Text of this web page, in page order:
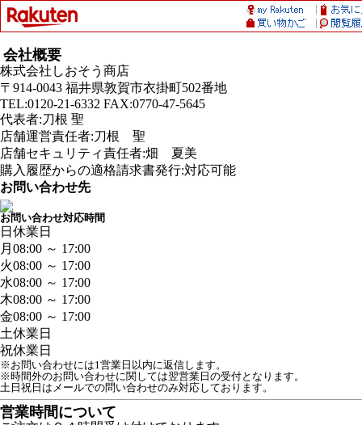
会社概要
株式会社しおそう商店
〒914-0043 福井県敦賀市衣掛町502番地
TEL:0120-21-6332 FAX:0770-47-5645
代表者:刀根 聖
店舗運営責任者:刀根 聖
店舗セキュリティ責任者:畑 夏美
購入履歴からの適格請求書発行:対応可能
お問い合わせ先
お問い合わせ対応時間
日 休業日
月 08:00 ～ 17:00
火08:00 ～ 17:00
水08:00 ～ 17:00
木08:00 ～ 17:00
金08:00 ～ 17:00
土休業日
祝休業日
※お問い合わせには1営業日以内に返信します。
※時間外のお問い合わせに関しては翌営業日の受付となります。
営業時間について